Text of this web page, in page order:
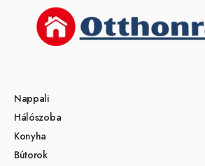
Nappali
Hálószoba
Konyha
Bútorok